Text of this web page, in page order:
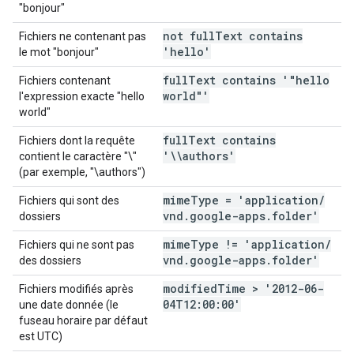
"bonjour"
Fichiers ne contenant pas
le mot "bonjour"
not fullText contains
'hello'
Fichiers contenant
l'expression exacte "hello
world"
fullText contains '"hello
world"'
Fichiers dont la requête
contient le caractère "\"
(par exemple, "\authors")
fullText contains
'\\authors'
Fichiers qui sont des
dossiers
mimeType = 'application/
vnd . google-apps. folder'
Fichiers qui ne sont pas
des dossiers
mimeType != 'application/
vnd . google-apps. folder'
Fichiers modifiés après
une date donnée (le
fuseau horaire par défaut
est UTC)
modifiedTime > '2012-06-
04T12:00:00'